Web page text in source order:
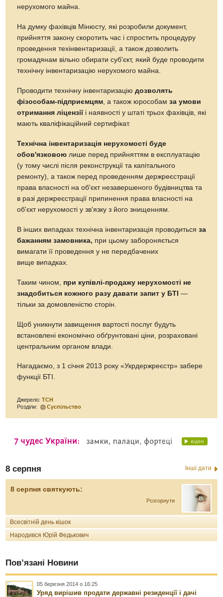
нерухомого майна.
На думку фахівців Мінюсту, які розробили документ,
прийняття закону скоротить час і спростить процедуру
проведення техінвентаризації, а також дозволить
громадянам вільно обирати суб'єкт, який буде проводити
технічну інвентаризацію нерухомого майна.
Проводити технічну інвентаризаціюдозволять
фізособам-підприємцям , а також юрособамза умови
отримання ліцензіїі наявності у штаті трьох фахівців, які
мають кваліфікаційний сертифікат.
Технічна інвентаризація нерухомості буде
обов'язковою лише перед прийняттям в експлуатацію
(у тому числі після реконструкції та капітального
ремонту), а також перед проведенням держреєстрації
права власності на об'єкт незавершеного будівництва та
в разі держреєстрації припинення права власності на
об'єкт нерухомості у зв'язку з його знищенням.
В інших випадках технічна інвентаризація проводитьсяза
бажанням замовника, при цьому забороняється
вимагати її проведення у не передбачених
вище випадках.
Таким чином, при купівлі-продажу нерухомості не
знадобиться кожного разу давати запит у БТІ —
тільки за домовленістю сторін.
Щоб уникнути завищення вартості послуг будуть
встановлені економічно обґрунтовані ціни, розраховані
центральним органом влади.
Нагадаємо, з 1 січня 2013 року «Укрдержреєстр» забере
функції БТІ.
Джерело:ТСН
Розділи:
Суспільство
8 серпня Інші дати
8 серпня святкують:
Розгорнути
Всесвітній день кішок
Народився Юрій Федькович
Пов’язані Новини
05 березня 2014 о 16:25
Уряд вирішив продати державні резиденції і дачі